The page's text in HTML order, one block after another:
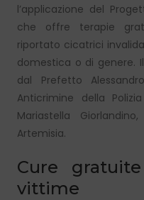
l’applicazione del
che offre terapie
riportato cicatrici
domestica o di genere.
dal Prefetto
Anticrimine della
Mariastella
Artemisia.
Cure
vittime